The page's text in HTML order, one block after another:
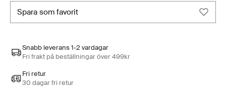
spara som favorit
Snabb leverans 1-2 vardagar
Fri frakt på beställningar över 499kr
Fri retur
30 dagar fri retur